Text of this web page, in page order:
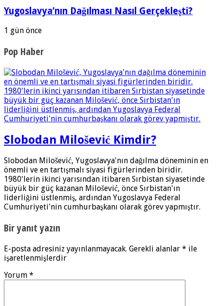
Yugoslavya’nın Dağılması Nasıl Gerçekleşti?
1 gün önce
Pop Haber
Slobodan Milošević Kimdir?
Slobodan Milošević, Yugoslavya'nın dağılma döneminin en
önemli ve en tartışmalı siyasi figürlerinden biridir.
1980'lerin ikinci yarısından itibaren Sırbistan siyasetinde
büyük bir güç kazanan Milošević, önce Sırbistan'ın
liderliğini üstlenmiş, ardından Yugoslavya Federal
Cumhuriyeti'nin cumhurbaşkanı olarak görev yapmıştır.
Bir yanıt yazın
E-posta adresiniz yayınlanmayacak. Gerekli alanlar * ile
işaretlenmişlerdir
Yorum *